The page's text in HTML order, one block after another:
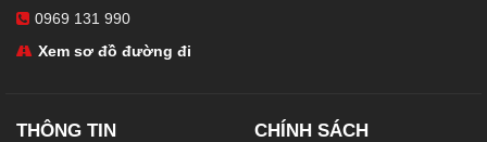
0969 131 990
Xem sơ đồ đường đi
THÔNG TIN CHÍNH SÁCH